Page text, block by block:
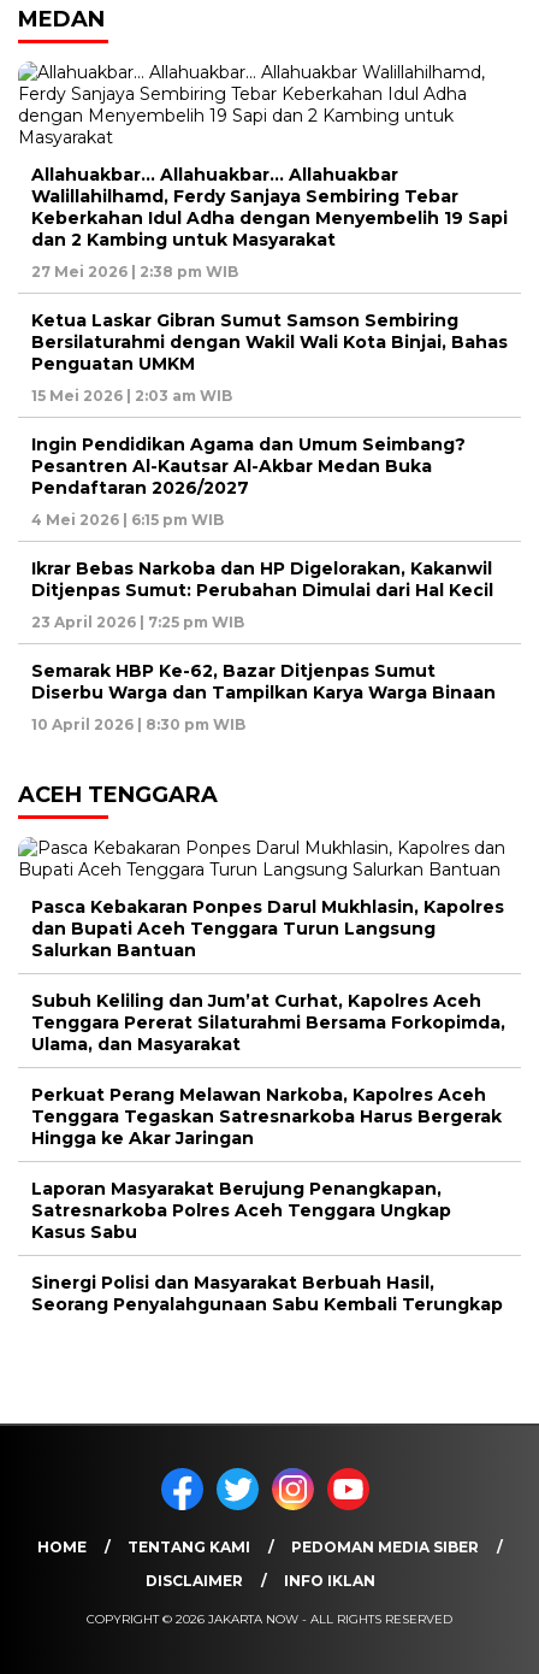
MEDAN
Allahuakbar… Allahuakbar… Allahuakbar
Walillahilhamd, Ferdy Sanjaya Sembiring Tebar
Keberkahan Idul Adha dengan Menyembelih 19 Sapi
dan 2 Kambing untuk Masyarakat
27 Mei 2026 | 2:38 pm WIB
Ketua Laskar Gibran Sumut Samson Sembiring
Bersilaturahmi dengan Wakil Wali Kota Binjai, Bahas
Penguatan UMKM
15 Mei 2026 | 2:03 am WIB
Ingin Pendidikan Agama dan Umum Seimbang?
Pesantren Al-Kautsar Al-Akbar Medan Buka
Pendaftaran 2026/2027
4 Mei 2026 | 6:15 pm WIB
Ikrar Bebas Narkoba dan HP Digelorakan, Kakanwil
Ditjenpas Sumut: Perubahan Dimulai dari Hal Kecil
23 April 2026 | 7:25 pm WIB
Semarak HBP Ke-62, Bazar Ditjenpas Sumut
Diserbu Warga dan Tampilkan Karya Warga Binaan
10 April 2026 | 8:30 pm WIB
ACEH TENGGARA
Pasca Kebakaran Ponpes Darul Mukhlasin, Kapolres
dan Bupati Aceh Tenggara Turun Langsung
Salurkan Bantuan
Subuh Keliling dan Jum’at Curhat, Kapolres Aceh
Tenggara Pererat Silaturahmi Bersama Forkopimda,
Ulama, dan Masyarakat
Perkuat Perang Melawan Narkoba, Kapolres Aceh
Tenggara Tegaskan Satresnarkoba Harus Bergerak
Hingga ke Akar Jaringan
Laporan Masyarakat Berujung Penangkapan,
Satresnarkoba Polres Aceh Tenggara Ungkap
Kasus Sabu
Sinergi Polisi dan Masyarakat Berbuah Hasil,
Seorang Penyalahgunaan Sabu Kembali Terungkap
HOME TENTANG KAMI
PEDOMAN MEDIA SIBER
DISCLAIMER
INFO IKLAN
COPYRIGHT © 2026 JAKARTA NOW - ALL RIGHTS RESERVED